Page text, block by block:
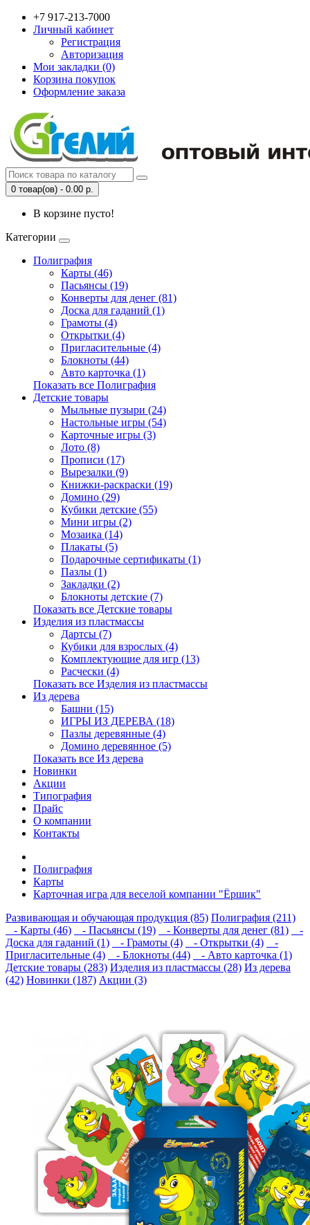
+7 917-213-7000
Личный кабинет
Регистрация
Авторизация
Мои закладки (0)
Корзина покупок
Оформление заказа
0 товар(ов) - 0.00 р.
В корзине пусто!
Категории
Полиграфия
Карты (46)
Пасьянсы (19)
Конверты для денег (81)
Доска для гаданий (1)
Грамоты (4)
Открытки (4)
Пригласительные (4)
Блокноты (44)
Авто карточка (1)
Показать все Полиграфия
Детские товары
Мыльные пузыри (24)
Настольные игры (54)
Карточные игры (3)
Лото (8)
Прописи (17)
Вырезалки (9)
Книжки-раскраски (19)
Домино (29)
Кубики детские (55)
Мини игры (2)
Мозаика (14)
Плакаты (5)
Подарочные сертификаты (1)
Пазлы (1)
Закладки (2)
Блокноты детские (7)
Показать все Детские товары
Изделия из пластмассы
Дартсы (7)
Кубики для взрослых (4)
Комплектующие для игр (13)
Расчески (4)
Показать все Изделия из пластмассы
Из дерева
Башни (15)
ИГРЫ ИЗ ДЕРЕВА (18)
Пазлы деревянные (4)
Домино деревянное (5)
Показать все Из дерева
Новинки
Акции
Типография
Прайс
О компании
Контакты
Полиграфия
Карты
Карточная игра для веселой компании "Ёршик"
Развивающая и обучающая продукция (85) Полиграфия (211)
- Карты (46)
- Пасьянсы (19) - Конверты для денег (81)
-
Доска для гаданий (1)
- Грамоты (4) - Открытки (4)
-
Пригласительные (4)
- Блокноты (44)
- Авто карточка (1)
Детские товары (283) Изделия из пластмассы (28) Из дерева
(42) Новинки (187) Акции (3)